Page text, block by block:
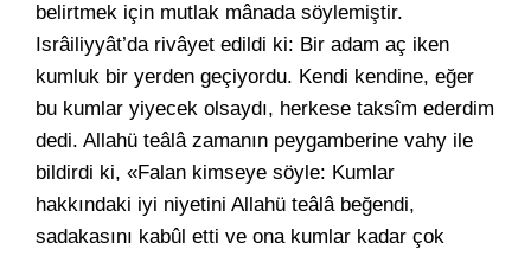
belirtmek için mutlak mânada söylemiştir.
Isrâiliyyât’da rivâyet edildi ki: Bir adam aç iken
kumluk bir yerden geçiyordu. Kendi kendine, eğer
bu kumlar yiyecek olsaydı, herkese taksîm ederdim
dedi. Allahü teâlâ zamanın peygamberine vahy ile
bildirdi ki, «Falan kimseye söyle: Kumlar
hakkındaki iyi niyetini Allahü teâlâ beğendi,
sadakasını kabûl etti ve ona kumlar kadar çok